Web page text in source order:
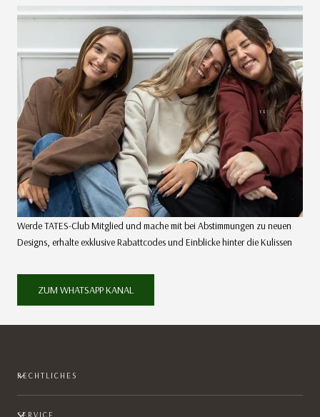
Werde TATES-Club Mitglied und mache mit bei Abstimmungen zu neuen
Designs, erhalte exklusive Rabattcodes und Einblicke hinter die Kulissen
ZUM WHATSAPP KANAL
RECHTLICHES
SERVICE